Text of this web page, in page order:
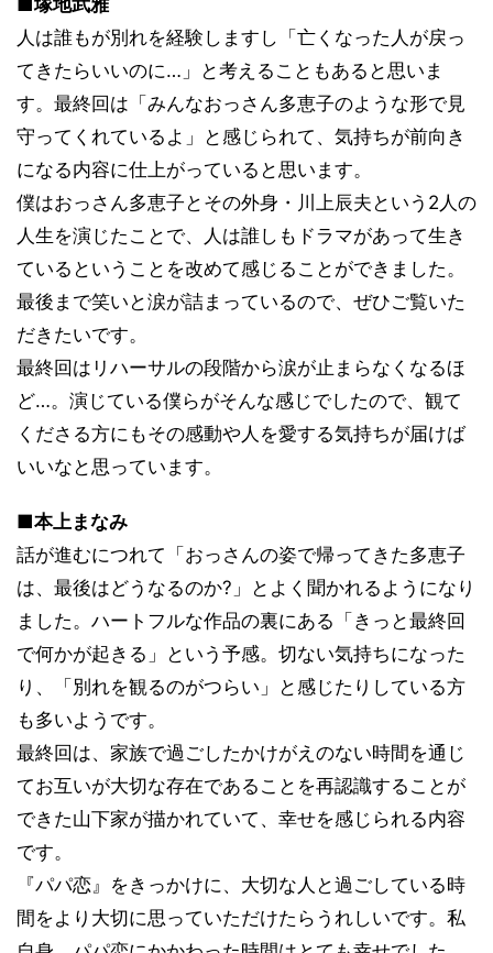
■塚地武雅
人は誰もが別れを経験しますし「亡くなった人が戻っ
てきたらいいのに…」と考えることもあると思いま
す。最終回は「みんなおっさん多恵子のような形で見
守ってくれているよ」と感じられて、気持ちが前向き
になる内容に仕上がっていると思います。
僕はおっさん多恵子とその外身・川上辰夫という2人の
人生を演じたことで、人は誰しもドラマがあって生き
ているということを改めて感じることができました。
最後まで笑いと涙が詰まっているので、ぜひご覧いた
だきたいです。
最終回はリハーサルの段階から涙が止まらなくなるほ
ど…。演じている僕らがそんな感じでしたので、観て
くださる方にもその感動や人を愛する気持ちが届けば
いいなと思っています。
■本上まなみ
話が進むにつれて「おっさんの姿で帰ってきた多恵子
は、最後はどうなるのか?」とよく聞かれるようになり
ました。ハートフルな作品の裏にある「きっと最終回
で何かが起きる」という予感。切ない気持ちになった
り、「別れを観るのがつらい」と感じたりしている方
も多いようです。
最終回は、家族で過ごしたかけがえのない時間を通じ
てお互いが大切な存在であることを再認識することが
できた山下家が描かれていて、幸せを感じられる内容
です。
『パパ恋』をきっかけに、大切な人と過ごしている時
間をより大切に思っていただけたらうれしいです。私